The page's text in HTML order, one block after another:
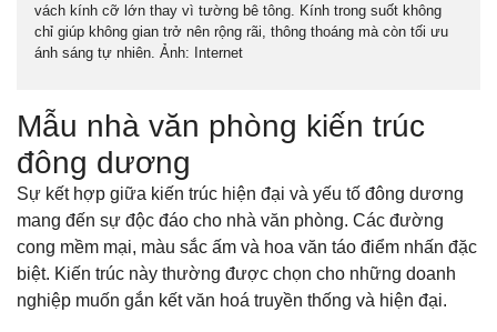
vách kính cỡ lớn thay vì tường bê tông. Kính trong suốt không
chỉ giúp không gian trở nên rộng rãi, thông thoáng mà còn tối ưu
ánh sáng tự nhiên. Ảnh: Internet
Mẫu nhà văn phòng kiến trúc
đông dương
Sự kết hợp giữa kiến trúc hiện đại và yếu tố đông dương
mang đến sự độc đáo cho nhà văn phòng. Các đường
cong mềm mại, màu sắc ấm và hoa văn táo điểm nhấn đặc
biệt. Kiến trúc này thường được chọn cho những doanh
nghiệp muốn gắn kết văn hoá truyền thống và hiện đại.